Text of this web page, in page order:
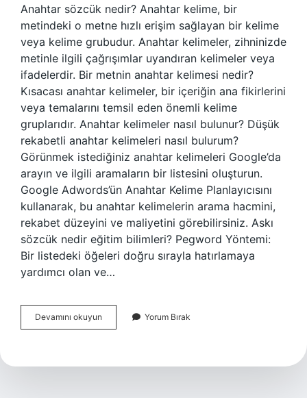
Anahtar sözcük nedir? Anahtar kelime, bir
metindeki o metne hızlı erişim sağlayan bir kelime
veya kelime grubudur. Anahtar kelimeler, zihninizde
metinle ilgili çağrışımlar uyandıran kelimeler veya
ifadelerdir. Bir metnin anahtar kelimesi nedir?
Kısacası anahtar kelimeler, bir içeriğin ana fikirlerini
veya temalarını temsil eden önemli kelime
gruplarıdır. Anahtar kelimeler nasıl bulunur? Düşük
rekabetli anahtar kelimeleri nasıl bulurum?
Görünmek istediğiniz anahtar kelimeleri Google’da
arayın ve ilgili aramaların bir listesini oluşturun.
Google Adwords’ün Anahtar Kelime Planlayıcısını
kullanarak, bu anahtar kelimelerin arama hacmini,
rekabet düzeyini ve maliyetini görebilirsiniz. Askı
sözcük nedir eğitim bilimleri? Pegword Yöntemi:
Bir listedeki öğeleri doğru sırayla hatırlamaya
yardımcı olan ve…
Devamını okuyun
Sözcük
Yorum Bırak